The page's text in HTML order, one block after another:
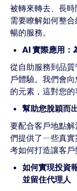
被轉來轉去、長
需要瞭解如何整
暢的服務。
AI 實際應用：
從自助服務到品
戶體驗。我們會
的元素，這對您的
幫助您脫穎而
要配合客戶地點
們提供了ㄧ些真
考如何打造讓客戶
如何實現投資
並留住代理人